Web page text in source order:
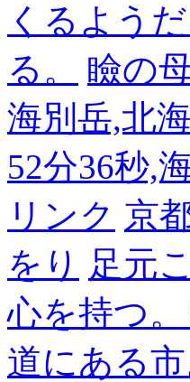
くるよう
る。
瞼の
海別岳,北
52分36秒,
リンク 京
をり 足元
心を持つ
道にある